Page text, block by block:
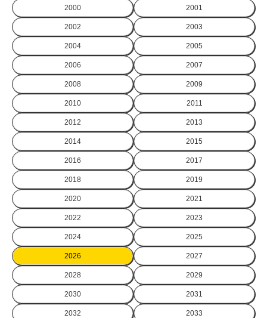
2000 2001
2002 2003
2004 2005
2006 2007
2008 2009
2010 2011
2012 2013
2014 2015
2016 2017
2018 2019
2020 2021
2022 2023
2024 2025
2026 2027
2028 2029
2030 2031
2032 2033